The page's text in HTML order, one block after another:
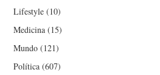
Lifestyle (10)
Medicina (15)
Mundo (121)
Política (607)